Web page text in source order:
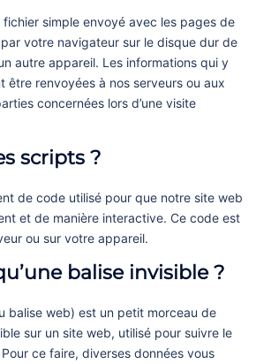
simple envoyé avec les pages de
votre navigateur sur le disque dur de
autre appareil. Les informations qui y
être renvoyées à nos serveurs ou aux
concernées lors d’une visite
scripts ?
de code utilisé pour que notre site web
et de manière interactive. Ce code est
ou sur votre appareil.
balise invisible ?
balise web) est un petit morceau de
sur un site web, utilisé pour suivre le
ce faire, diverses données vous